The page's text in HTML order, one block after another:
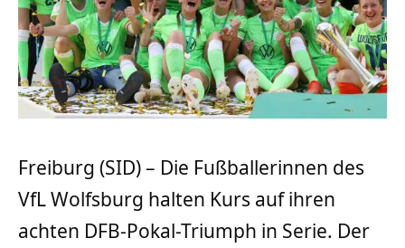
Freiburg (SID) – Die Fußballerinnen des
VfL Wolfsburg halten Kurs auf ihren
achten DFB-Pokal-Triumph in Serie. Der